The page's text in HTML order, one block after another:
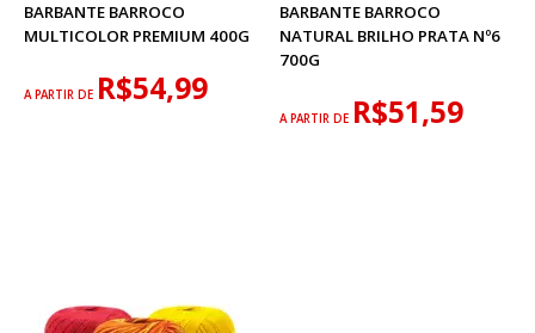
BARBANTE BARROCO
MULTICOLOR PREMIUM 400G
A PARTIR DE R$54,99
BARBANTE BARROCO
NATURAL BRILHO PRATA Nº6
700G
A PARTIR DE R$51,59